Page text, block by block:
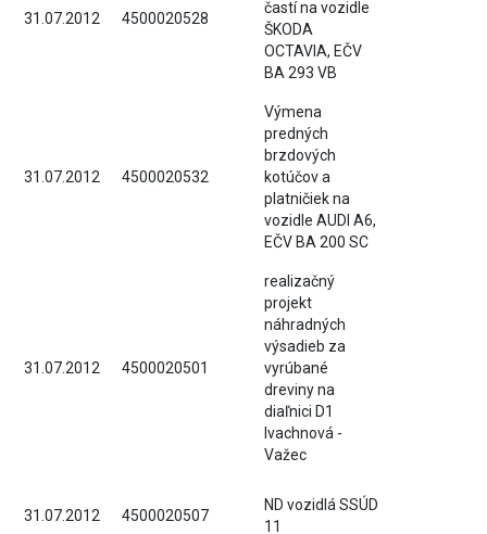
31.07.2012 4500020528
častí na vozidle
ŠKODA
OCTAVIA, EČV
BA 293 VB
31.07.2012 4500020532
Výmena
predných
brzdových
kotúčov a
platničiek na
vozidle AUDI A6,
EČV BA 200 SC
31.07.2012 4500020501
realizačný
projekt
náhradných
výsadieb za
vyrúbané
dreviny na
diaľnici D1
Ivachnová -
Važec
31.07.2012 4500020507
ND vozidlá SSÚD
11